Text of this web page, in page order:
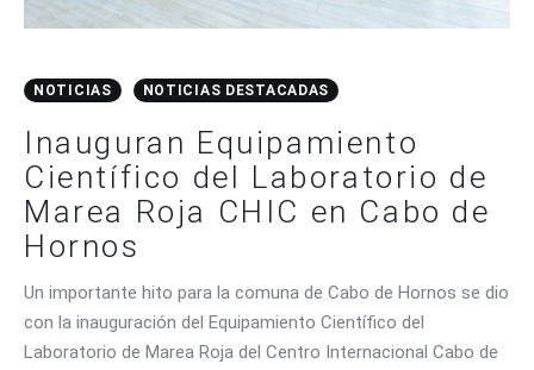
NOTICIAS NOTICIAS DESTACADAS
Inauguran Equipamiento
Científico del Laboratorio de
Marea Roja CHIC en Cabo de
Hornos
Un importante hito para la comuna de Cabo de Hornos se dio
con la inauguración del Equipamiento Científico del
Laboratorio de Marea Roja del Centro Internacional Cabo de